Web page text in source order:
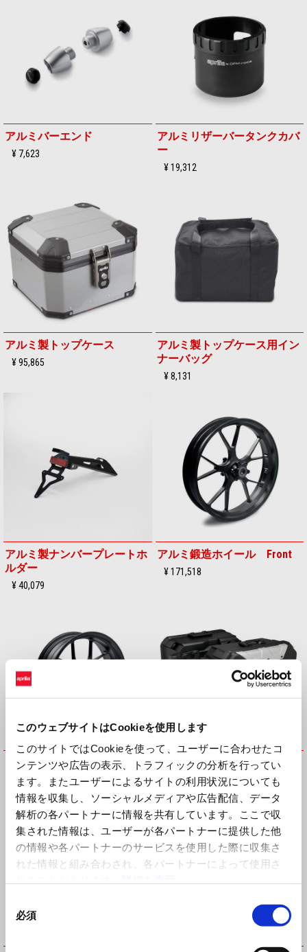
このウェブサイトはCookieを使用します
このサイトではCookieを使って、ユーザーに合わせたコ
ンテンツや広告の表示、トラフィックの分析を行ってい
ます。またユーザーによるサイトの利用状況についても
情報を収集し、ソーシャルメディアや広告配信、データ
解析の各パートナーに情報を共有しています。ここで収
集された情報は、ユーザーが各パートナーに提供した他
の情報や各パートナーのサービスを使用した際に収集さ
れた情報と組み合わされ、各パートナーによって使用さ
必須
アルミバーエンド
¥ 7,623
アルミリザーバータンクカバ
ー
¥ 19,312
アルミ製トップケース
¥ 95,865
アルミ製トップケース用イン
ナーバッグ
¥ 8,131
アルミ製ナンバープレートホ
ルダー
¥ 40,079
アルミ鍛造ホイール Front
¥ 171,518
アルミ鍛造ホイール Rear
¥ 184,223
アーバンサイドケースキット
¥ 137,500